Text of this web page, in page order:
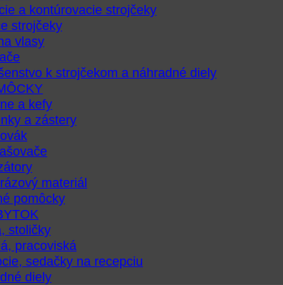
a kontúrovacie strojčeky
strojčeky
vlasy
k strojčekom a náhradné diely
a kefy
a zástery
materiál
pomôcky
stoličky
pracoviská
sedačky na recepciu
diely